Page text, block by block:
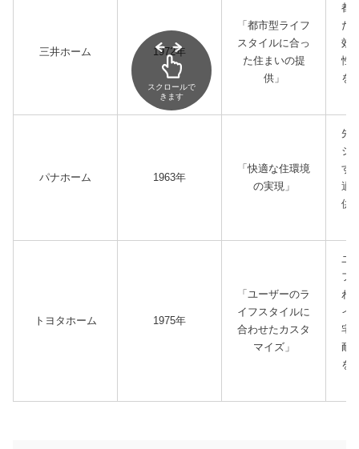
三井ホーム 1972年
「都市型ライフ
スタイルに合っ
た住まいの提
供」
都
た
効
性
を
パナホーム 1963年
「快適な住環境
の実現」
先
シ
す
適
供
トヨタホーム 1975年
「ユーザーのラ
イフスタイルに
合わせたカスタ
マイズ」
ユ
フ
わ
イ
宅
耐
を
スクロールで
きます